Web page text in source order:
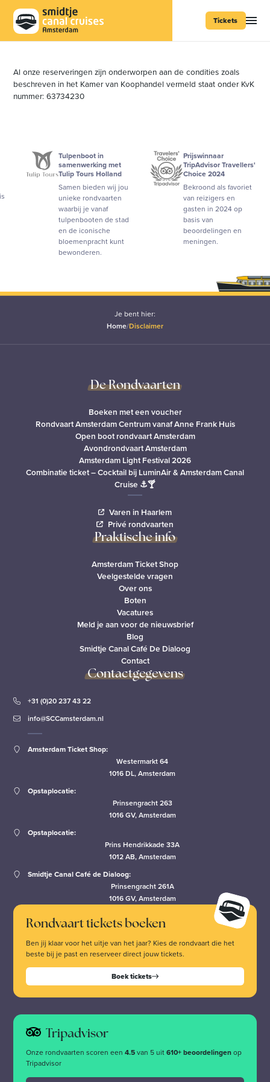
Tickets
Al onze reserveringen zijn onderworpen aan de condities zoals
beschreven in het Kamer van Koophandel vermeld staat onder KvK
nummer: 63734230
Tulpenboot in
samenwerking met
Tulip Tours Holland
Samen bieden wij jou
unieke rondvaarten
waarbij je vanaf
tulpenbooten de stad
en de iconische
bloemenpracht kunt
bewonderen.
Prijswinnaar
TripAdvisor Travellers'
Choice 2024
Bekroond als favoriet
van reizigers en
gasten in 2024 op
basis van
beoordelingen en
meningen.
Je bent hier:
Home/Disclaimer
De Rondvaarten
Boeken met een voucher
Rondvaart Amsterdam Centrum vanaf Anne Frank Huis
Open boot rondvaart Amsterdam
Avondrondvaart Amsterdam
Amsterdam Light Festival 2026
Combinatie ticket – Cocktail bij LuminAir & Amsterdam Canal
Cruise ⚓🍸
Varen in Haarlem
Privé rondvaarten
Praktische info
Amsterdam Ticket Shop
Veelgestelde vragen
Over ons
Boten
Vacatures
Meld je aan voor de nieuwsbrief
Blog
Smidtje Canal Café De Dialoog
Contact
Contactgegevens
+31 (0)20 237 43 22
info@SCCamsterdam.nl
Amsterdam Ticket Shop:
Westermarkt 64
1016 DL, Amsterdam
Opstaplocatie:
Prinsengracht 263
1016 GV, Amsterdam
Opstaplocatie:
Prins Hendrikkade 33A
1012 AB, Amsterdam
Smidtje Canal Café de Dialoog:
Prinsengracht 261A
1016 GV, Amsterdam
Rondvaart tickets boeken
Ben jij klaar voor het uitje van het jaar? Kies de rondvaart die het
beste bij je past en reserveer direct jouw tickets.
Boek tickets
Tripadvisor
Onze rondvaarten scoren een 4.5van 5 uit610+ beoordelingenop
Tripadvisor